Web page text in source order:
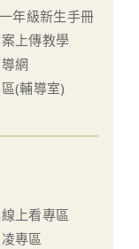
年級新生手冊
上傳教學
網
(輔導室)
上看專區
專區